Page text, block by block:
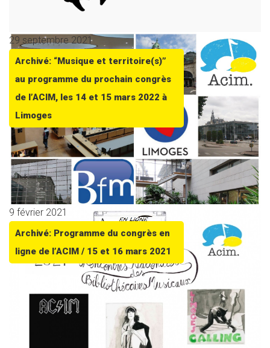
29 septembre 2021
Archivé: “Musique et territoire(s)”
au programme du prochain congrès
de l’ACIM, les 14 et 15 mars 2022 à
Limoges
9 février 2021
Archivé: Programme du congrès en
ligne de l’ACIM / 15 et 16 mars 2021